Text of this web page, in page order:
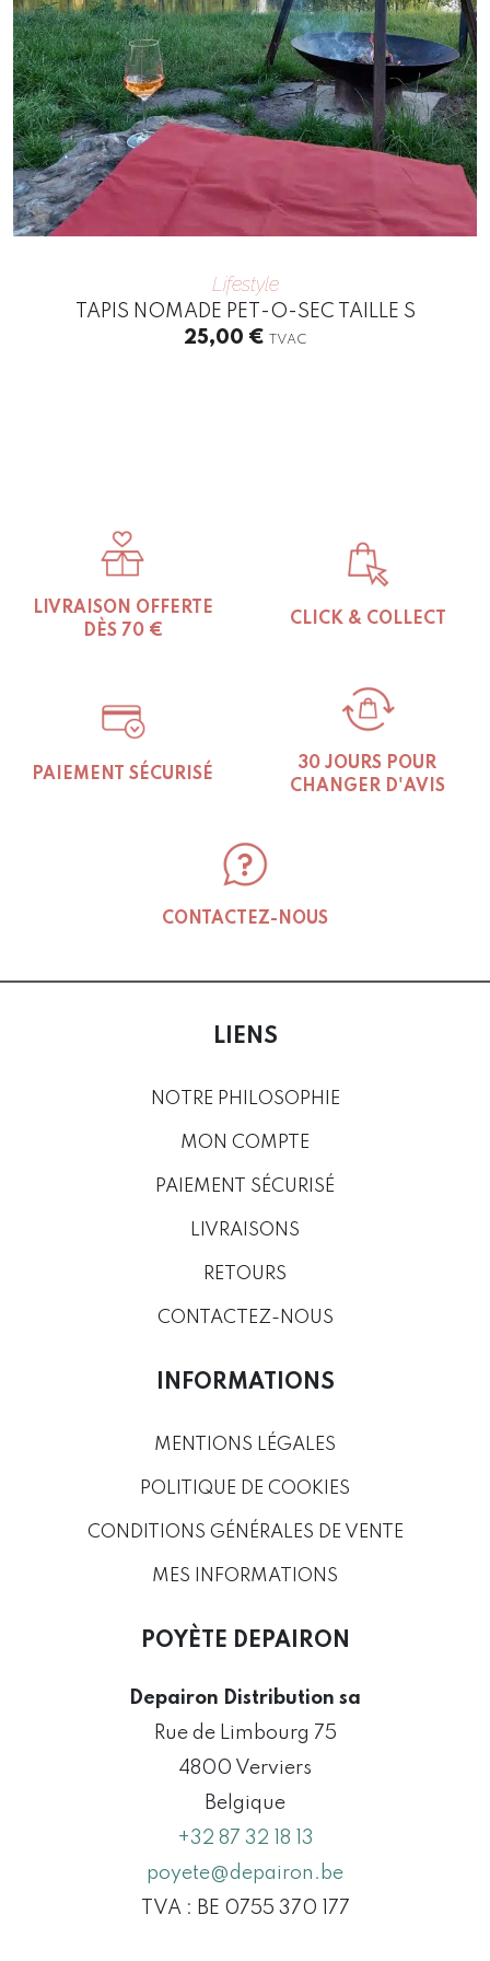
chosen
on
the
product
page
Lifestyle
TAPIS NOMADE PET-O-SEC TAILLE S
25,00 € TVAC
LIVRAISON OFFERTE
DÈS 70 €
CLICK & COLLECT
PAIEMENT SÉCURISÉ
30 JOURS POUR
CHANGER D'AVIS
CONTACTEZ-NOUS
LIENS
NOTRE PHILOSOPHIE
MON COMPTE
PAIEMENT SÉCURISÉ
LIVRAISONS
RETOURS
CONTACTEZ-NOUS
INFORMATIONS
MENTIONS LÉGALES
POLITIQUE DE COOKIES
CONDITIONS GÉNÉRALES DE VENTE
MES INFORMATIONS
POYÈTE DEPAIRON
Depairon Distribution sa
Rue de Limbourg 75
4800 Verviers
Belgique
+32 87 32 18 13
poyete@depairon.be
TVA : BE 0755 370 177